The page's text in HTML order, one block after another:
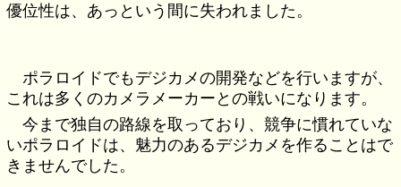
優位性は、あっという間に失われました。
ポラロイドでもデジカメの開発などを行いますが、
これは多くのカメラメーカーとの戦いになります。
今まで独自の路線を取っており、競争に慣れていな
いポラロイドは、魅力のあるデジカメを作ることはで
きませんでした。